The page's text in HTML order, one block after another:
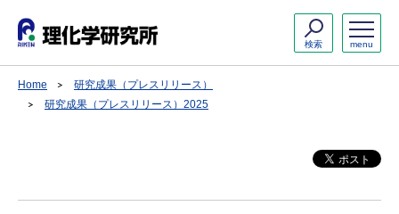
menu
検索
Home
研究成果（プレスリリース）
研究成果（プレスリリース）2025